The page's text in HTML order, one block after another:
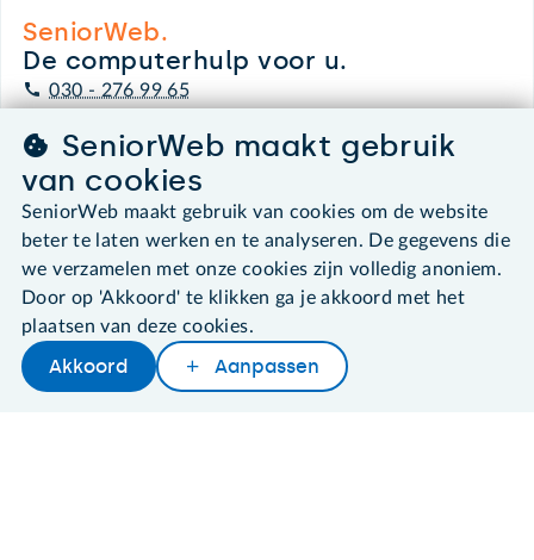
Later lezen Delen Woordenboek
SeniorWeb.
De computerhulp voor u.
030 - 276 99 65
©2026 SeniorWeb
Algemene voorwaarden
Cookies en cookie-instellingen
Disclaimer
Privacybeleid
SeniorWeb maakt gebruik
van cookies
SeniorWeb maakt gebruik van cookies om de website
beter te laten werken en te analyseren. De gegevens die
we verzamelen met onze cookies zijn volledig anoniem.
Door op 'Akkoord' te klikken ga je akkoord met het
plaatsen van deze cookies.
Akkoord Aanpassen